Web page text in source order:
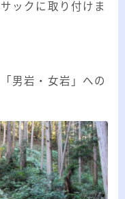
ックに取り付けま
男岩・女岩」への